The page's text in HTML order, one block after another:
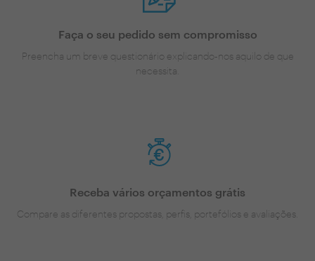
Faça o seu pedido sem compromisso
Preencha um breve questionário explicando-nos aquilo de que
necessita.
Receba vários orçamentos grátis
Compare as diferentes propostas, perfis, portefólios e avaliações.